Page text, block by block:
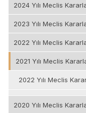
2024 Yılı Meclis
2023 Yılı Meclis
2022 Yılı Meclis
2021 Yılı Meclis
2022 Yılı Meclis
2020 Yılı Meclis